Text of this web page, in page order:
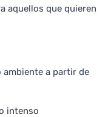
aquellos que quieren
ambiente a partir de
intenso